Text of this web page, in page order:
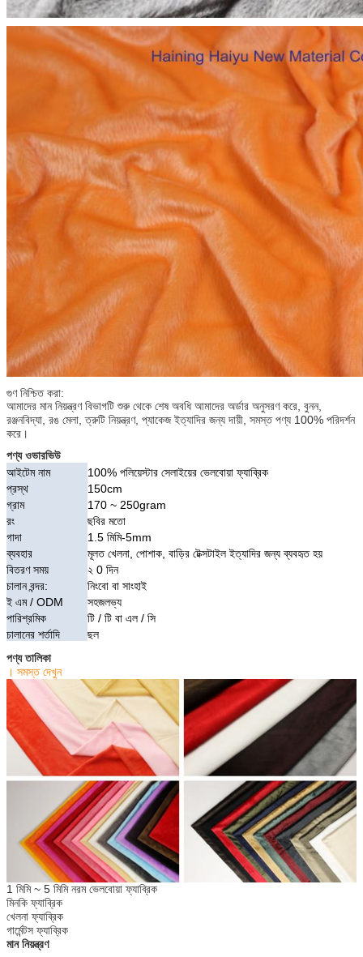
গুণ নিশ্চিত করা:
আমাদের মান নিয়ন্ত্রণ বিভাগটি শুরু থেকে শেষ অবধি আমাদের অর্ডার অনুসরণ করে, বুনন,
রঞ্জনবিদ্যা, রঙ মেলা, ত্রুটি নিয়ন্ত্রণ, প্যাকেজ ইত্যাদির জন্য দায়ী, সমস্ত পণ্য 100% পরিদর্শন
করে।
পণ্য ওভারভিউ
আইটেম নাম
100% পলিয়েস্টার সেলাইয়ের ভেলবোয়া ফ্যাব্রিক
প্রস্থ
150cm
গ্রাম
170 ~ 250gram
রং
ছবির মতো
গাদা
1.5 মিমি-5mm
ব্যবহার
মূলত খেলনা, পোশাক, বাড়ির টেক্সটাইল ইত্যাদির জন্য ব্যবহৃত হয়
বিতরণ সময়
২ 0 দিন
চালান বন্দর:
নিংবো বা সাংহাই
ই এম / ODM
সহজলভ্য
পারিশ্রমিক
টি / টি বা এল / সি
চালানের শর্তাদি
ছল
পণ্য তালিকা
। সমস্ত দেখুন
1 মিমি ~ 5 মিমি নরম ভেলবোয়া ফ্যাব্রিক
মিনকি ফ্যাব্রিক
খেলনা ফ্যাব্রিক
গার্মেন্টস ফ্যাব্রিক
মান নিয়ন্ত্রণ